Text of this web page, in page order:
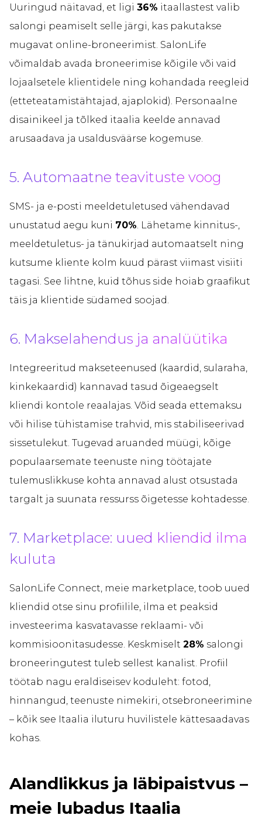
Uuringud näitavad, et ligi 36% itaallastest valib
salongi peamiselt selle järgi, kas pakutakse
mugavat online-broneerimist. SalonLife
võimaldab avada broneerimise kõigile või vaid
lojaalsetele klientidele ning kohandada reegleid
(etteteatamistähtajad, ajaplokid). Personaalne
disainikeel ja tõlked itaalia keelde annavad
arusaadava ja usaldusväärse kogemuse.
5. Automaatne teavituste voog
SMS- ja e-posti meeldetuletused vähendavad
unustatud aegu kuni 70%. Lähetame kinnitus-,
meeldetuletus- ja tänukirjad automaatselt ning
kutsume kliente kolm kuud pärast viimast visiiti
tagasi. See lihtne, kuid tõhus side hoiab graafikut
täis ja klientide südamed soojad.
6. Makselahendus ja analüütika
Integreeritud makseteenused (kaardid, sularaha,
kinkekaardid) kannavad tasud õigeaegselt
kliendi kontole reaalajas. Võid seada ettemaksu
või hilise tühistamise trahvid, mis stabiliseerivad
sissetulekut. Tugevad aruanded müügi, kõige
populaarsemate teenuste ning töötajate
tulemuslikkuse kohta annavad alust otsustada
targalt ja suunata ressurss õigetesse kohtadesse.
7. Marketplace: uued kliendid ilma
kuluta
SalonLife Connect, meie marketplace, toob uued
kliendid otse sinu profiilile, ilma et peaksid
investeerima kasvatavasse reklaami- või
kommisioonitasudesse. Keskmiselt 28% salongi
broneeringutest tuleb sellest kanalist. Profiil
töötab nagu eraldiseisev koduleht: fotod,
hinnangud, teenuste nimekiri, otsebroneerimine
– kõik see Itaalia iluturu huvilistele kättesaadavas
kohas.
Alandlikkus ja läbipaistvus –
meie lubadus Itaalia